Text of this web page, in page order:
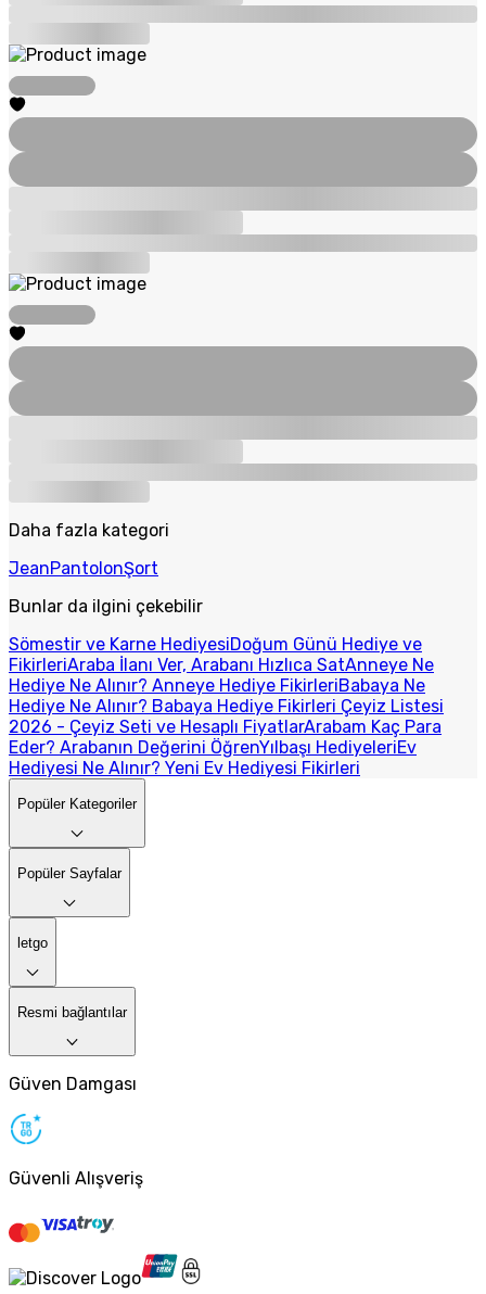
Daha fazla kategori
JeanPantolonŞort
Bunlar da ilgini çekebilir
Sömestir ve Karne HediyesiDoğum Günü Hediye ve
FikirleriAraba İlanı Ver, Arabanı Hızlıca SatAnneye Ne
Hediye Ne Alınır? Anneye Hediye FikirleriBabaya Ne
Hediye Ne Alınır? Babaya Hediye Fikirleri Çeyiz Listesi
2026 - Çeyiz Seti ve Hesaplı FiyatlarArabam Kaç Para
Eder? Arabanın Değerini ÖğrenYılbaşı HediyeleriEv
Hediyesi Ne Alınır? Yeni Ev Hediyesi Fikirleri
Popüler Kategoriler
Popüler Sayfalar
letgo
Resmi bağlantılar
Güven Damgası
Güvenli Alışveriş